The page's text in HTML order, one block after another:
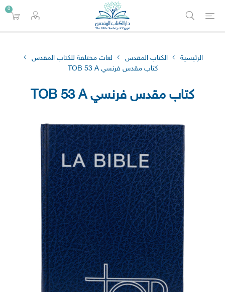
0
الرئيسية الكتاب المقدس
لغات مختلفة للكتاب المقدس
كتاب مقدس فرنسي TOB 53 A
كتاب مقدس فرنسي TOB 53 A